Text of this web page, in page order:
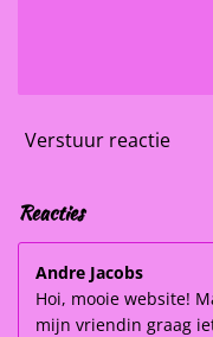
Verstuur reactie
Reacties
Andre Jacobs
Hoi, mooie website!
mijn vriendin graag